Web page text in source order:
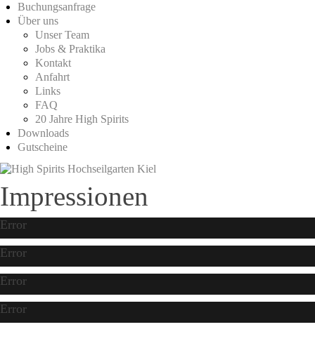
Buchungsanfrage
Über uns
Unser Team
Jobs & Praktika
Kontakt
Anfahrt
Links
FAQ
20 Jahre High Spirits
Downloads
Gutscheine
Impressionen
Error
Error
Error
Error